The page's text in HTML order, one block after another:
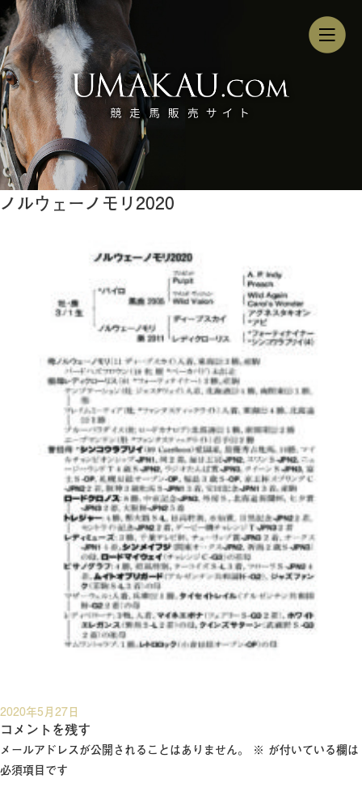
ノルウェーノモリ2020
投
稿
日:
2020年5月27日
コメントを残す
メールアドレスが公開されることはありません。 ※ が付いている欄は
必須項目です